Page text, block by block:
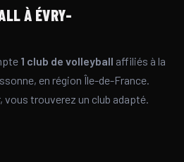
À ÉVRY-
1 club de volleyball affiliés à la
en région Île-de-France.
trouverez un club adapté.